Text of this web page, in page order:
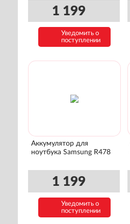
1 199
Уведомить о
поступлении
Аккумулятор для
ноутбука Samsung R478
1 199
Уведомить о
поступлении